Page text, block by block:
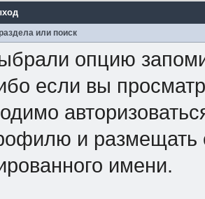
или поиск
опцию
если вы
и размещать
имени.